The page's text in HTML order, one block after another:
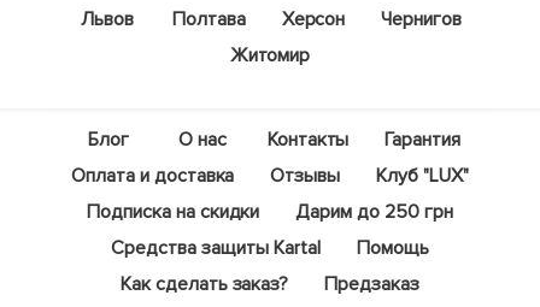
Львов
Полтава Херсон
Чернигов
Житомир
Блог О нас Контакты
Гарантия
Оплата и доставка
Отзывы
Клуб "LUX"
Подписка на скидки
Дарим до 250 грн
Средства защиты Kartal
Помощь
Как сделать заказ?
Предзаказ